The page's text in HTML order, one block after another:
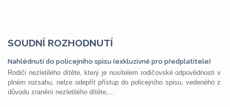
SOUDNÍ ROZHODNUTÍ
Nahlédnutí do policejního spisu (exkluzivně pro předplatitele)
Rodiči nezletilého dítěte, který je nositelem rodičovské odpovědnosti v
plném rozsahu, nelze odepřít přístup do policejního spisu, vedeného z
důvodu zranění nezletilého dítěte,...